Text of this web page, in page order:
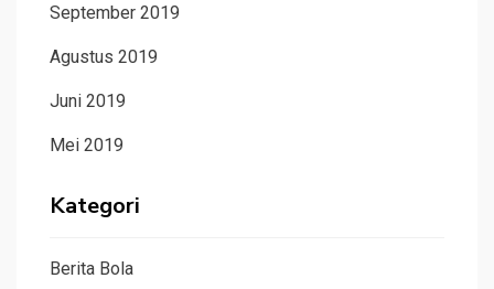
September 2019
Agustus 2019
Juni 2019
Mei 2019
Kategori
Berita Bola